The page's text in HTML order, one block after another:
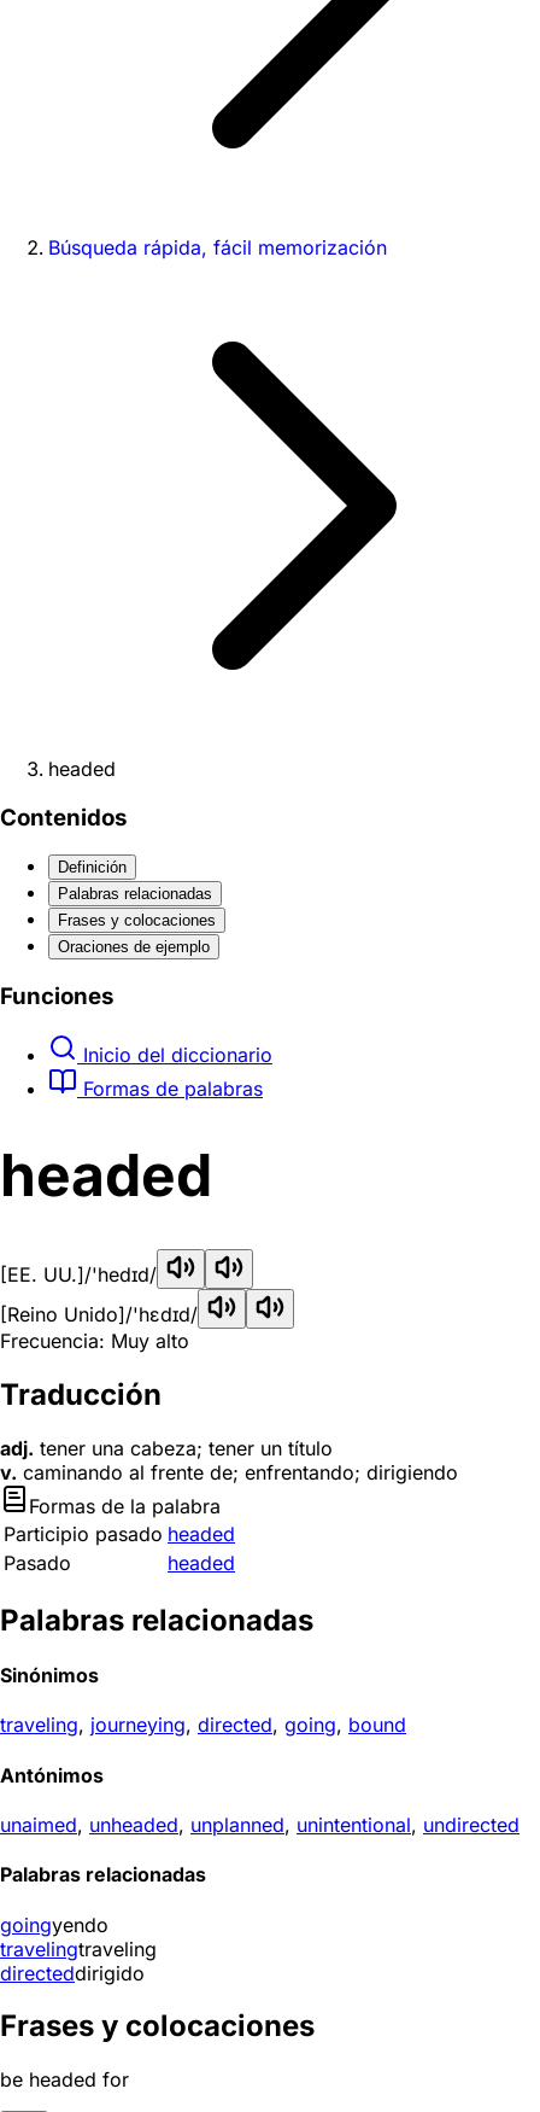
Búsqueda rápida, fácil memorización
headed
Contenidos
Definición
Palabras relacionadas
Frases y colocaciones
Oraciones de ejemplo
Funciones
Inicio del diccionario
Formas de palabras
headed
[EE. UU.]/'hedɪd/
[Reino Unido]/'hɛdɪd/
Frecuencia: Muy alto
Traducción
adj. tener una cabeza; tener un título
v. caminando al frente de; enfrentando; dirigiendo
Formas de la palabra
Participio pasado headed
Pasado
headed
Palabras relacionadas
Sinónimos
traveling, journeying, directed, going, bound
Antónimos
unaimed, unheaded, unplanned, unintentional, undirected
Palabras relacionadas
goingyendo
travelingtraveling
directeddirigido
Frases y colocaciones
be headed for